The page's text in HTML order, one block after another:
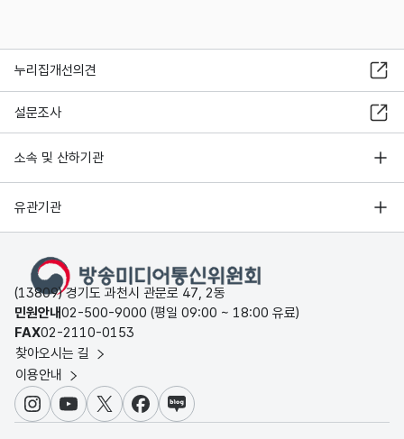
누리집개선의견
설문조사
소속 및 산하기관
유관기관
(13809) 경기도 과천시 관문로 47, 2동
민원안내02-500-9000 (평일 09:00 ~ 18:00 유료)
FAX02-2110-0153
찾아오시는 길
이용안내
인스타그램
유튜브X 페이스북
블로그